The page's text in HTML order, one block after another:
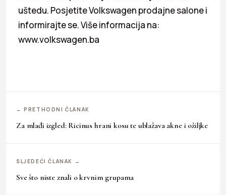
uštedu. Posjetite Volkswagen prodajne salone i
informirajte se. Više informacija na:
www.volkswagen.ba
← PRETHODNI ČLANAK
Za mlađi izgled: Ricinus hrani kosu te ublažava akne i ožiljke
SLJEDEĆI ČLANAK →
Sve što niste znali o krvnim grupama